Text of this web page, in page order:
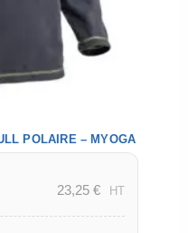
POLAIRE – MYOGA
23,25 € HT